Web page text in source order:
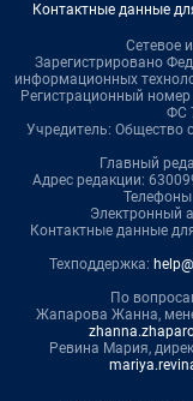
Контактные данные
Сетевое
Зарегистрировано
информационных
Регистрационный
ФС
Учредитель: Общество
Главный
Адрес редакции:
Телефоны
Электронный
Контактные данные
Техподдержка:
По
Жапарова Жанна,
Ревина Мария,